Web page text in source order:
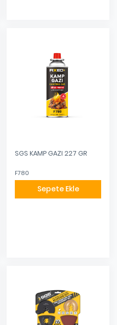
SGS KAMP GAZI 227 GR
F780
Sepete Ekle